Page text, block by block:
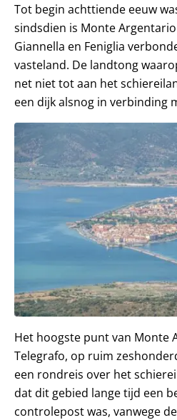
Tot begin achttiende eeuw
sindsdien is Monte
Giannella en Feniglia
vasteland. De landtong
net niet tot aan het
een dijk alsnog in verbinding
Het hoogste punt van Monte
Telegrafo, op ruim
een rondreis over het
dat dit gebied lange tijd een
controlepost was, vanwege